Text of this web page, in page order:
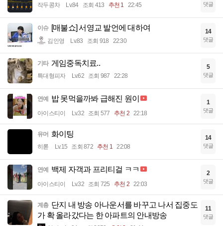
작두콩차 Lv.84 조회 413 추천 1 22:45 댓글
이슈 [매불쇼] 서영교 발언에 대하여
김인영 Lv.83 조회 918 22:30
14
댓글
기타 게임중독치료..
특대형피자 Lv.62 조회 987 22:28
5
댓글
연예 밥 못먹을까봐 급해진 원이
아이스티이 Lv.32 조회 577 추천 2 22:18
1
댓글
유머 화이팅
히롣 Lv.15 조회 872 추천 1 22:08
14
댓글
연예 백제 자객과 프리티걸 ㅋㅋ
아이스티이 Lv.32 조회 725 추천 2 22:03
2
댓글
계층 단지 내 방송 아나운서를 바꾸고 나서 집중도
가 확 올라갔다는 한 아파트의 안내방송
11
댓글